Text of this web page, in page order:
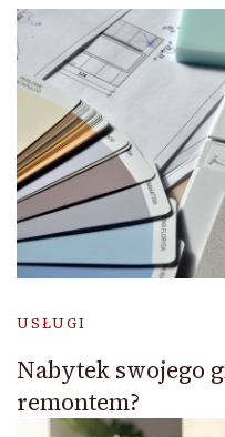
USŁUGI
Nabytek swojego
remontem?